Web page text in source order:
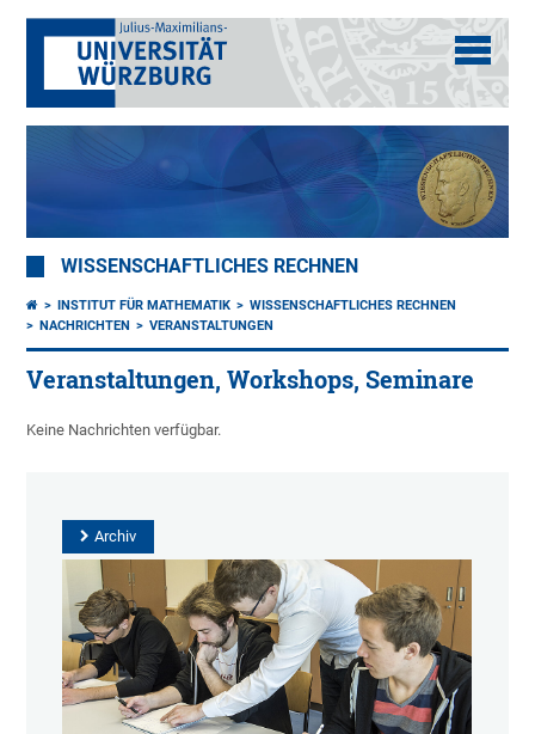
WISSENSCHAFTLICHES RECHNEN
INSTITUT FÜR MATHEMATIK
WISSENSCHAFTLICHES RECHNEN
NACHRICHTEN
VERANSTALTUNGEN
Veranstaltungen, Workshops, Seminare
Keine Nachrichten verfügbar.
Archiv